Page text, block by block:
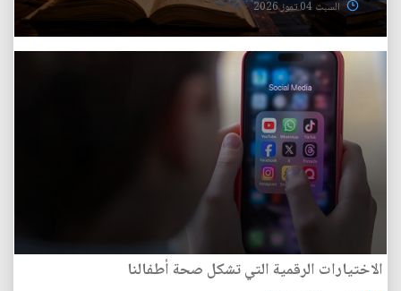
السبت 04 تموز 2026
الاختيارات الرقمية التي تشكل صحة أطفالنا